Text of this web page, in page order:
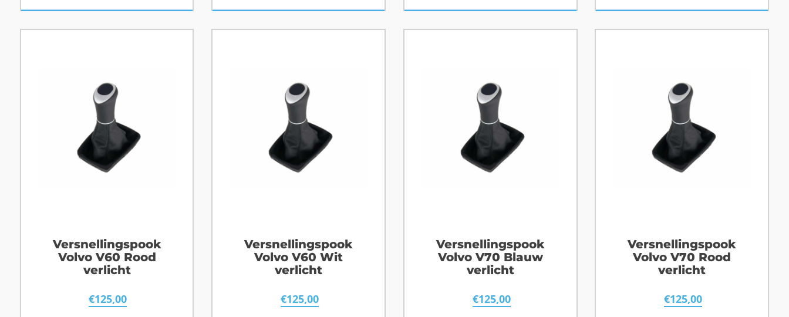
Versnellingspook
Volvo V60 Rood
verlicht
€125,00
Versnellingspook
Volvo V60 Wit
verlicht
€125,00
Versnellingspook
Volvo V70 Blauw
verlicht
€125,00
Versnellingspook
Volvo V70 Rood
verlicht
€125,00